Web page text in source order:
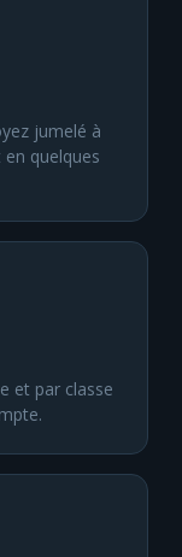
jumelé à
quelques
et par classe